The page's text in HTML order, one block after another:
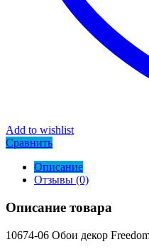
Add to wishlist
Сравнить
Описание
Отзывы (0)
Описание товара
10674-06 Обои декор